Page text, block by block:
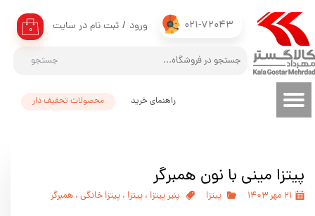
021-72043
جستجو
۰ ورود / ثبت نام در سایت
حساب کاربری من
تغییر گذر واژه
سفارشات
محصولات تحفیف دار راهنمای خرید
پیتزا مینی با نون همبرگر
۲۱ مهر ۱۴۰۳ پیتزا پنیر پیتزا ، پیتزا ، پیتزا خانگی ، همبرگر